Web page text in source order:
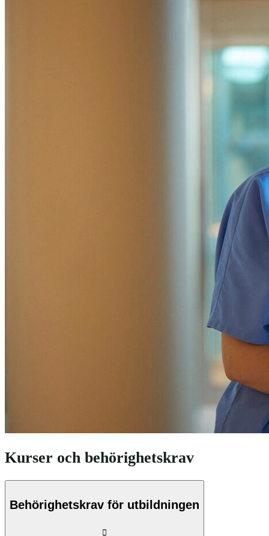
Kurser och behörighetskrav
Behörighetskrav för utbildningen